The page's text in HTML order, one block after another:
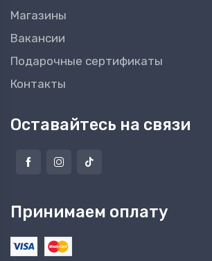
Магазины
Вакансии
Подарочные сертификаты
Контакты
Оставайтесь на связи
Принимаем оплату